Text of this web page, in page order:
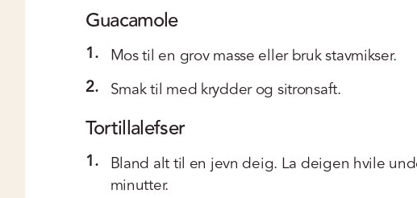
Guacamole
1. Mos til en grov masse eller bruk stavmikser.
2. Smak til med krydder og sitronsaft.
Tortillalefser
1. Bland alt til en jevn deig. La deigen hvile
minutter.